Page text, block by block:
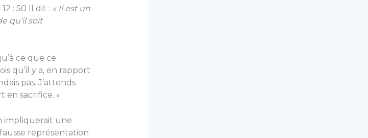
: 50 Il dit : « Il est un
qu’il soit
ce que ce
qu’il y a, en rapport
pas. J’attends
en sacrifice. »
impliquerait une
représentation